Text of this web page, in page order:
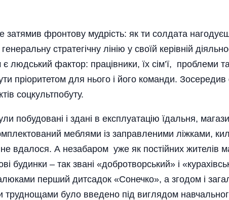
затямив фронтову мудрість: як ти солда­та
стратегічну лінію у своїй керівній
людський фактор: працівники, їх сім’ї, проблеми
пріоритетом для нього і його команди.
соц­культпобуту.
побудовані і здані в експлуатацію їдальня,
меблями із заправленими ліжками,
вдалося. А незабаром уже як пості­йних жителів
будинки – так звані «добротвор­ський» і
перший дитсадок «Сонечко», а згодом і
було введено під виглядом